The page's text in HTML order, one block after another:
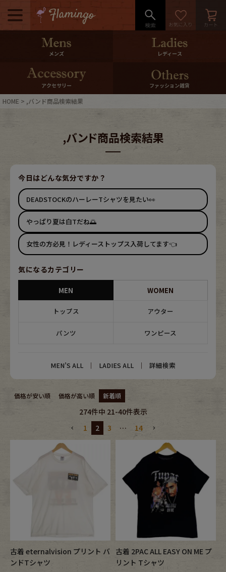
メニュー
500pt＆10％Offクーポンプレゼン
10％0ffクーポンプレゼント
マイページ
店舗紹介 特集一覧
ブランドから探す スタッフコーディネート
メンズ商品カテゴリーから探す
Outer
Fafatt
レディース商品カテゴリーから探す
Bottoms
One Piece
Kidswear
小物・アクセサリーから探す
Eye Wear Cap
Bag Stall・Scarf
メンズ レディース
アクセサリー ファッション雑貨
HOME ,バンド商品検索結果
,バンド商品検索結果
今日はどんな気分ですか？
DEADSTOCKのハーレーTシャツを見たい👀
やっぱり夏は白Tだね🌅
女性の方必見！レディーストップス入荷してます👈
気になるカテゴリー
MEN WOMEN
トップス アウター
パンツ ワンピース
MEN’S ALL ｜ LADIES ALL ｜ 詳細検索
価格が安い順 価格が高い順 新着順
274件中 21-40件表示
1
2 3 … 14
古着 eternalvision プリント バ
ンドTシャツ
古着 2PAC ALL EASY ON ME プ
リント Tシャツ